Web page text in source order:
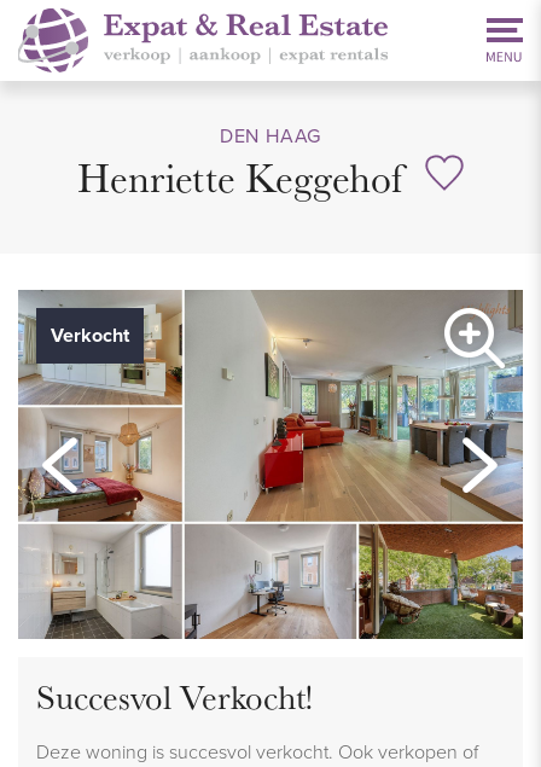
DEN HAAG
Henriette Keggehof
Verkocht
Succesvol Verkocht!
Deze woning is succesvol verkocht. Ook verkopen of